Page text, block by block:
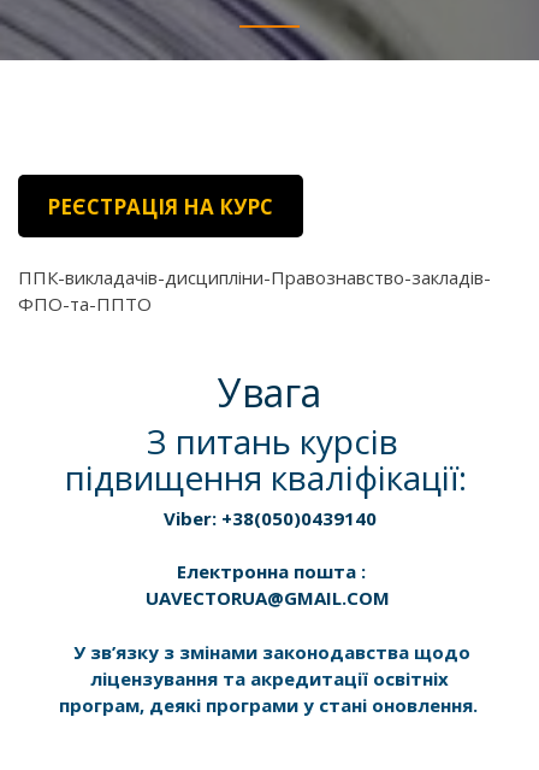
РЕЄСТРАЦІЯ НА КУРС
ППК-викладачів-дисципліни-Правознавство-закладів-
ФПО-та-ППТО
Увага
З питань курсів
підвищення кваліфікації:
Viber: +38(050)0439140
Електронна пошта :
UAVECTORUA@GMAIL.COM
У зв’язку з змінами законодавства щодо
ліцензування та акредитації освітніх
програм, деякі програми у стані оновлення.